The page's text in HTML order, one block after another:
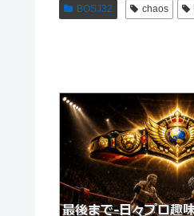
BOSJ32 chaos